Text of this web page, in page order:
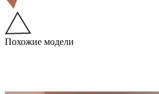
Похожие модели